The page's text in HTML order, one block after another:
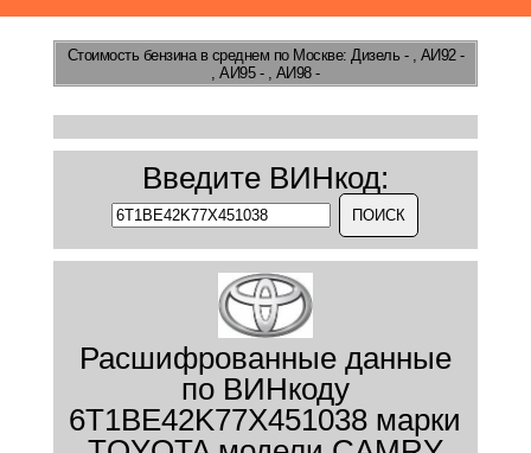
Стоимость бензинав среднем по Москве: Дизель - , АИ92 -
, АИ95 - , АИ98 -
Введите ВИНкод:
Расшифрованные данные
по ВИНкоду
6T1BE42K77X451038 марки